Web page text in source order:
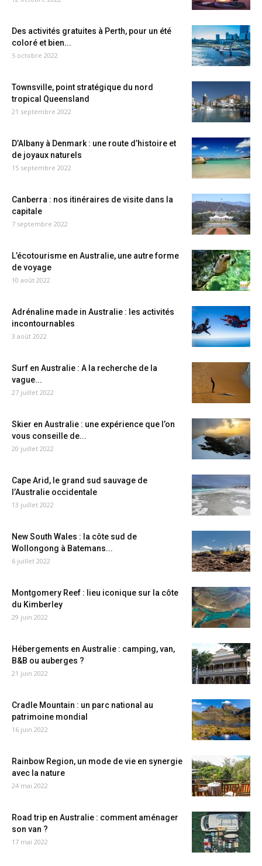
Des activités gratuites à Perth, pour un été
coloré et bien...
5 octobre 2022
Townsville, point stratégique du nord
tropical Queensland
21 septembre 2022
D’Albany à Denmark : une route d’histoire et
de joyaux naturels
15 septembre 2022
Canberra : nos itinéraires de visite dans la
capitale
7 septembre 2022
L’écotourisme en Australie, une autre forme
de voyage
10 août 2022
Adrénaline made in Australie : les activités
incontournables
3 août 2022
Surf en Australie : A la recherche de la
vague...
27 juillet 2022
Skier en Australie : une expérience que l’on
vous conseille de...
20 juillet 2022
Cape Arid, le grand sud sauvage de
l’Australie occidentale
13 juillet 2022
New South Wales : la côte sud de
Wollongong à Batemans...
6 juillet 2022
Montgomery Reef : lieu iconique sur la côte
du Kimberley
29 juin 2022
Hébergements en Australie : camping, van,
B&B ou auberges ?
21 juin 2022
Cradle Mountain : un parc national au
patrimoine mondial
16 juin 2022
Rainbow Region, un mode de vie en synergie
avec la nature
24 mai 2022
Road trip en Australie : comment aménager
son van ?
17 mai 2022